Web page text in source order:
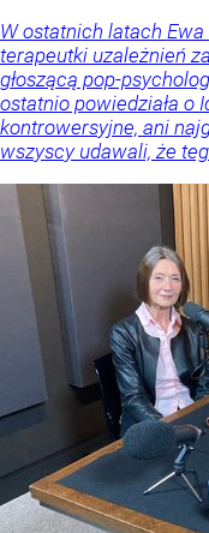
W ostatnich latach Ewa
terapeutki uzależnień
głoszącą pop-
ostatnio powiedziała o
kontrowersyjne, ani
wszyscy udawali, że